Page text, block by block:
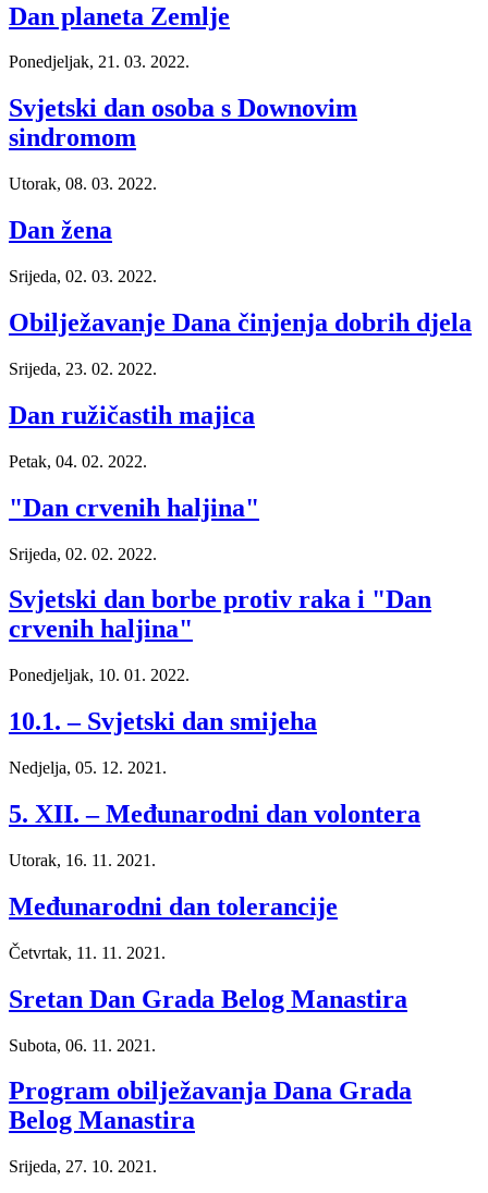
Dan planeta Zemlje
Ponedjeljak, 21. 03. 2022.
Svjetski dan osoba s Downovim
sindromom
Utorak, 08. 03. 2022.
Dan žena
Srijeda, 02. 03. 2022.
Obilježavanje Dana činjenja dobrih djela
Srijeda, 23. 02. 2022.
Dan ružičastih majica
Petak, 04. 02. 2022.
"Dan crvenih haljina"
Srijeda, 02. 02. 2022.
Svjetski dan borbe protiv raka i "Dan
crvenih haljina"
Ponedjeljak, 10. 01. 2022.
10.1. – Svjetski dan smijeha
Nedjelja, 05. 12. 2021.
5. XII. – Međunarodni dan volontera
Utorak, 16. 11. 2021.
Međunarodni dan tolerancije
Četvrtak, 11. 11. 2021.
Sretan Dan Grada Belog Manastira
Subota, 06. 11. 2021.
Program obilježavanja Dana Grada
Belog Manastira
Srijeda, 27. 10. 2021.